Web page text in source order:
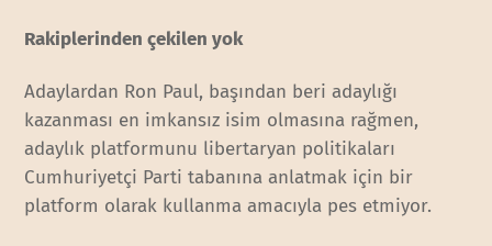
Rakiplerinden çekilen yok
Adaylardan Ron Paul, başından beri adaylığı
kazanması en imkansız isim olmasına rağmen,
adaylık platformunu libertaryan politikaları
Cumhuriyetçi Parti tabanına anlatmak için bir
platform olarak kullanma amacıyla pes etmiyor.